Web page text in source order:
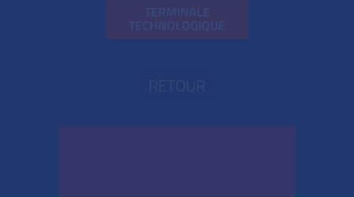
TERMINALE
TECHNOLOGIQUE